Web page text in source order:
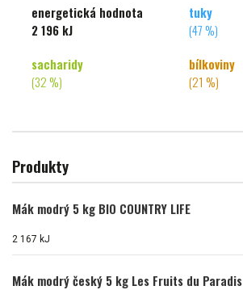
energetická hodnota
2 196 kJ
tuky
(47 %)
sacharidy
(32 %)
bílkoviny
(21 %)
Produkty
Mák modrý 5 kg BIO COUNTRY LIFE
2 167 kJ
Mák modrý český 5 kg Les Fruits du Paradis